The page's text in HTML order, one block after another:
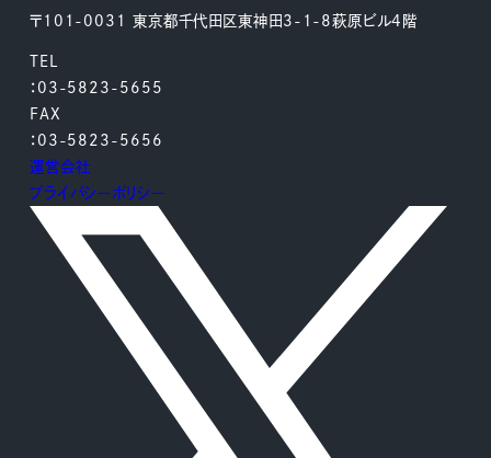
〒101-0031 東京都千代田区東神田3-1-8萩原ビル4階
TEL
：03-5823-5655
FAX
：03-5823-5656
運営会社
プライバシーポリシー